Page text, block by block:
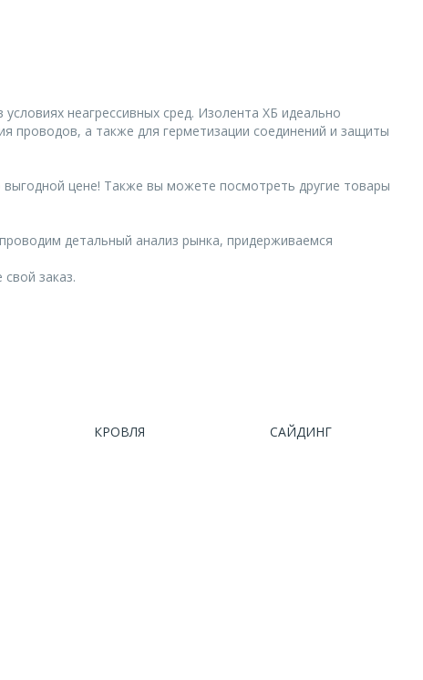
КРОВЛЯ САЙДИНГ
неагрессивных сред. Изолента ХБ идеально
проводов, а также для герметизации соединений и защиты
цене! Также вы можете посмотреть другие товары
детальный анализ рынка, придерживаемся
заказ.